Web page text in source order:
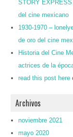
STORY EXPRESS
del cine mexicano
1930-1970 –
de oro del cine
Historia del Cine
actrices de la
read this post here
Archivos
noviembre 2021
mayo 2020